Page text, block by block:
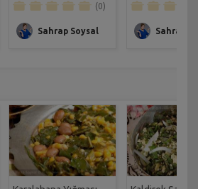
(0)
Sahrap Soysal Sahrap